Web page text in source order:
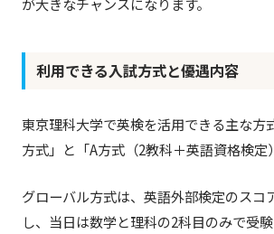
利用できる入試方式と優遇内容
東京理科大学で英検を活用できる主な方
方式」と「A方式（2教科＋英語資格検定
グローバル方式は、英語外部検定のスコ
し、当日は数学と理科の2科目のみで受